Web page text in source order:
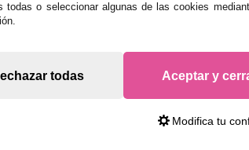
a cualquier ciudad del territorio
Ceuta, Ciudad Real, Córdoba,
Murcia, Navarra, Orense, Palencia,
en territorio peninsular, siempre y
todas o seleccionar algunas de las cookies
todas Aceptar y
Modifica tu